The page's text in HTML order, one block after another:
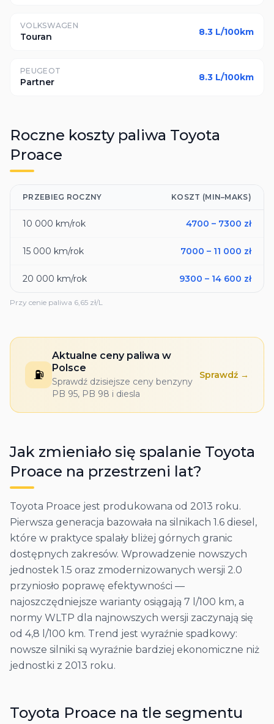
VOLKSWAGEN
Touran 8.3 L/100km
PEUGEOT
Partner 8.3 L/100km
Roczne koszty paliwa Toyota
Proace
PRZEBIEG ROCZNY KOSZT (MIN–MAKS)
10 000 km/rok 4700 – 7300 zł
15 000 km/rok 7000 – 11 000 zł
20 000 km/rok 9300 – 14 600 zł
Przy cenie paliwa 6,65 zł/L
⛽
Aktualne ceny paliwa w
Polsce
Sprawdź dzisiejsze ceny benzyny
PB 95, PB 98 i diesla
Sprawdź →
Jak zmieniało się spalanie Toyota
Proace na przestrzeni lat?
Toyota Proace jest produkowana od 2013 roku.
Pierwsza generacja bazowała na silnikach 1.6 diesel,
które w praktyce spalały bliżej górnych granic
dostępnych zakresów. Wprowadzenie nowszych
jednostek 1.5 oraz zmodernizowanych wersji 2.0
przyniosło poprawę efektywności —
najoszczędniejsze warianty osiągają 7 l/100 km, a
normy WLTP dla najnowszych wersji zaczynają się
od 4,8 l/100 km. Trend jest wyraźnie spadkowy:
nowsze silniki są wyraźnie bardziej ekonomiczne niż
jednostki z 2013 roku.
Toyota Proace na tle segmentu